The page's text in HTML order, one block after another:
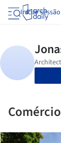
Iniciar sessão
Comércio